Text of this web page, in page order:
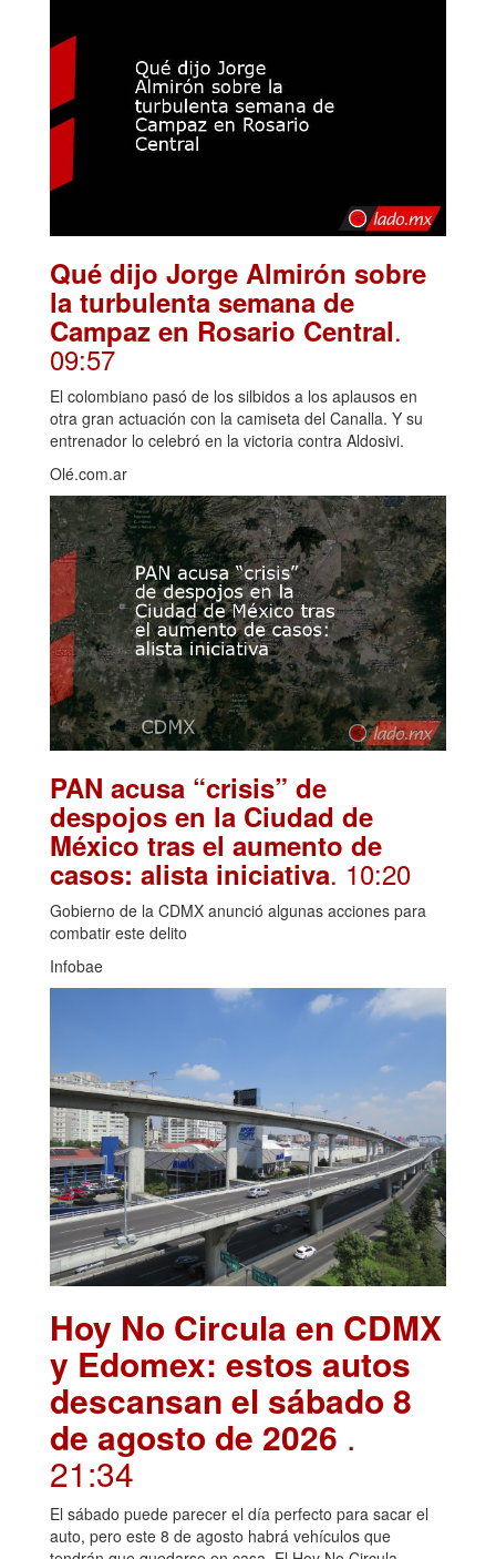
Qué dijo Jorge Almirón sobre
la turbulenta semana de
Campaz en Rosario Central.
09:57
El colombiano pasó de los silbidos a los aplausos en
otra gran actuación con la camiseta del Canalla. Y su
entrenador lo celebró en la victoria contra Aldosivi.
Olé.com.ar
PAN acusa “crisis” de
despojos en la Ciudad de
México tras el aumento de
casos: alista iniciativa. 10:20
Gobierno de la CDMX anunció algunas acciones para
combatir este delito
Infobae
Hoy No Circula en CDMX
y Edomex: estos autos
descansan el sábado 8
de agosto de 2026 .
21:34
El sábado puede parecer el día perfecto para sacar el
auto, pero este 8 de agosto habrá vehículos que